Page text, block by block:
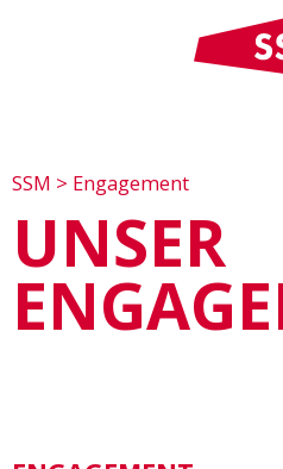
SSM > Engagement
UNSER